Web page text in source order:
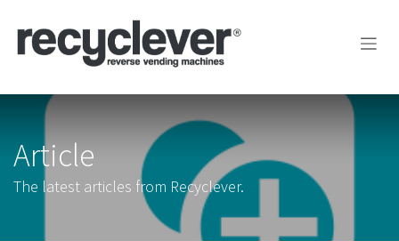
Article
The latest articles from Recyclever.